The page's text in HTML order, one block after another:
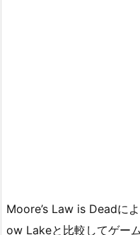
Moore’s Law is Deadに
ow Lakeと比較してゲー